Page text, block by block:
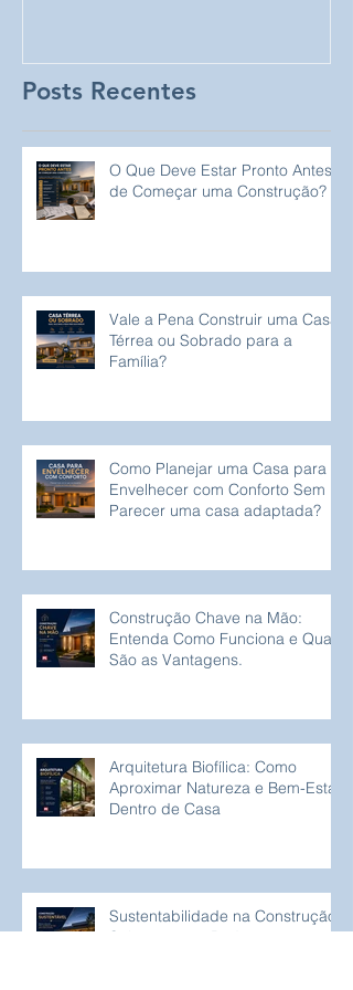
Posts Recentes
O Que Deve Estar Pronto Antes
de Começar uma Construção?
Vale a Pena Construir uma Casa
Térrea ou Sobrado para a
Família?
Como Planejar uma Casa para
Envelhecer com Conforto Sem
Parecer uma casa adaptada?
Construção Chave na Mão:
Entenda Como Funciona e Quais
São as Vantagens.
Arquitetura Biofílica: Como
Aproximar Natureza e Bem-Estar
Dentro de Casa
Sustentabilidade na Construção:
Soluções que Reduzem o